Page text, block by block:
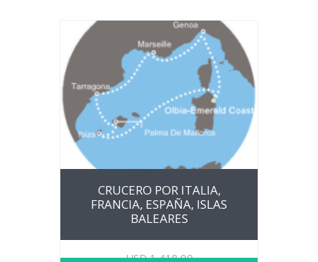
CRUCERO POR ITALIA,
FRANCIA, ESPAÑA, ISLAS
BALEARES
USD1,418.00